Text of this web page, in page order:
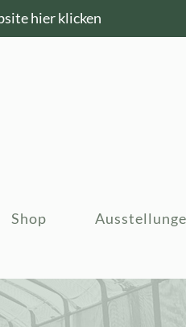
hier klicken
Shop